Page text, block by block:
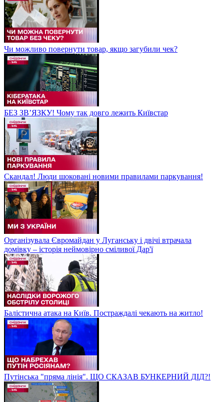
Чи можливо повернути товар, якщо загубили чек?
БЕЗ ЗВʼЯЗКУ! Чому так довго лежить Київстар
Скандал! Люди шоковані новими правилами паркування!
Організувала Євромайдан у Луганську і двічі втрачала
домівку – історія неймовірно сміливої Дар'ї
Балістична атака на Київ. Постраждалі чекають на житло!
Путінська "пряма лінія". ЩО СКАЗАВ БУНКЕРНИЙ ДІД?!